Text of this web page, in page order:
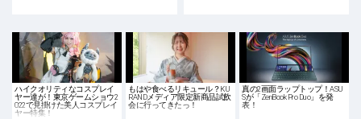
ハイクオリティなコスプレイ
ヤー達が！東京ゲームショウ2
022で見掛けた美人コスプレイ
ヤー特集！
もはや食べるリキュール？KU
RANDメディア限定新商品試飲
会に行ってきたっ！
真の2画面ラップトップ！ASU
Sが「ZenBook Pro Duo」を発
表！